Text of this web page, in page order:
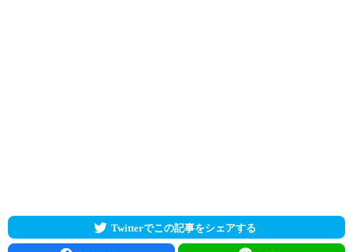
Twitterでこの記事をシェアする